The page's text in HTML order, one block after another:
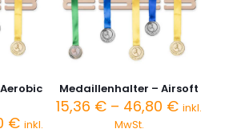
€Preisspanne:
inkl.
Medaillenhalter – Airsoft
15,36 € – 46,80 € inkl.
MwSt.